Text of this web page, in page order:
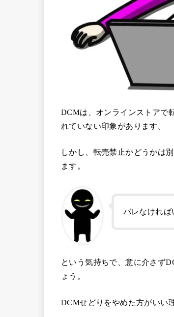
DCMは、オンラインストアで
れていない印象があります。
しかし、転売禁止かどうかは
ます。
バレなければ
という気持ちで、意に介さず
ょう。
DCMせどりをやめた方がいい